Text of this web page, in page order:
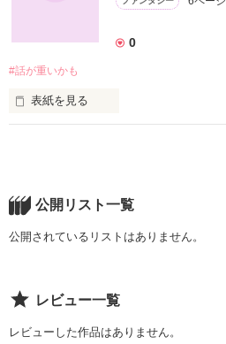
0
#話が重いかも
表紙を見る
｢物語を書いたの。聞いてくれない？｣
公開リスト一覧
公開されているリストはありません。
レビュー一覧
レビューした作品はありません。